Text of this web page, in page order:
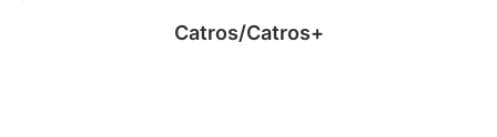
Citește mai mult
Catros/Catros+